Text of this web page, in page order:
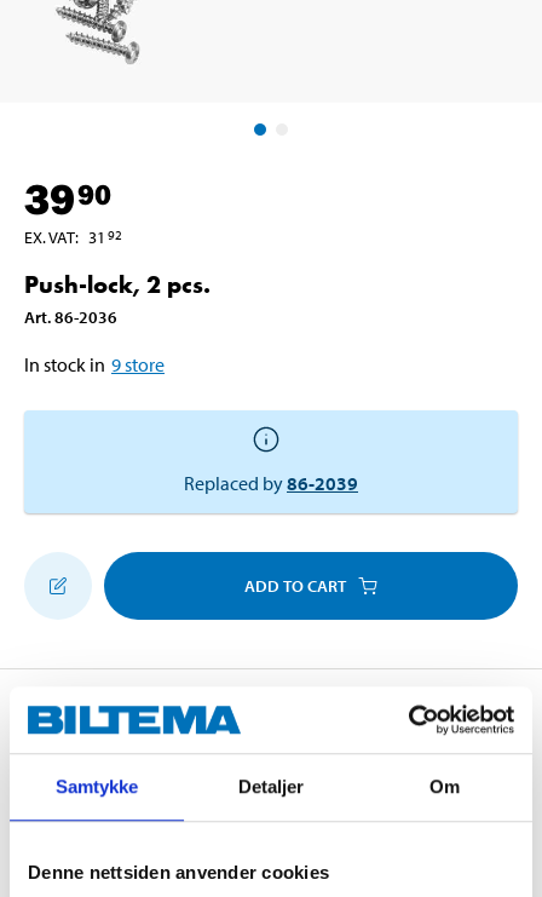
Samtykke Detaljer Om
Denne nettsiden anvender cookies
3990
EX. VAT: 31 92
Push-lock, 2 pcs.
Art.86-2036
In stock in 9store
Replaced by86-2039
ADD TO CART
Description
For handle-less cupboards and doors. Plastic lock
closing. Functions for both right and left-handed